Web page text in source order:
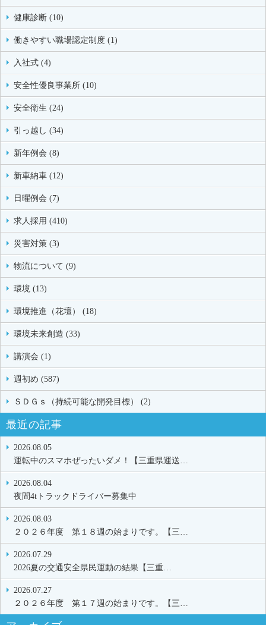
健康診断 (10)
働きやすい職場認定制度 (1)
入社式 (4)
安全性優良事業所 (10)
安全衛生 (24)
引っ越し (34)
新年例会 (8)
新車納車 (12)
日曜例会 (7)
求人採用 (410)
災害対策 (3)
物流について (9)
環境 (13)
環境推進（花壇） (18)
環境未来創造 (33)
講演会 (1)
週初め (587)
ＳＤＧｓ（持続可能な開発目標） (2)
最近の記事
2026.08.05
運転中のスマホぜったいダメ！【三重県運送…
2026.08.04
夜間4tトラックドライバー募集中
2026.08.03
２０２６年度 第１８週の始まりです。【三…
2026.07.29
2026夏の交通安全県民運動の結果【三重…
2026.07.27
２０２６年度 第１７週の始まりです。【三…